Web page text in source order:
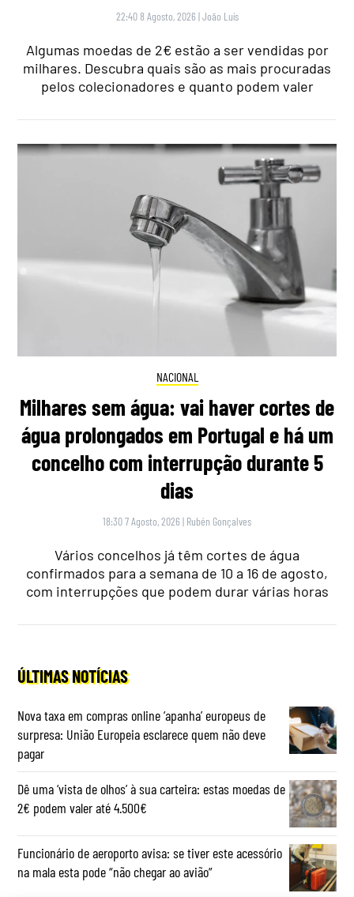
22:40 8 Agosto, 2026 |João Luís
Algumas moedas de 2€ estão a ser vendidas por
milhares. Descubra quais são as mais procuradas
pelos colecionadores e quanto podem valer
NACIONAL
Milhares sem água: vai haver cortes de
água prolongados em Portugal e há um
concelho com interrupção durante 5
dias
18:30 7 Agosto, 2026 | Rubén Gonçalves
Vários concelhos já têm cortes de água
confirmados para a semana de 10 a 16 de agosto,
com interrupções que podem durar várias horas
ÚLTIMAS NOTÍCIAS
Nova taxa em compras online ‘apanha’ europeus de
surpresa: União Europeia esclarece quem não deve
pagar
Dê uma ‘vista de olhos’ à sua carteira: estas moedas de
2€ podem valer até 4.500€
Funcionário de aeroporto avisa: se tiver este acessório
na mala esta pode “não chegar ao avião”